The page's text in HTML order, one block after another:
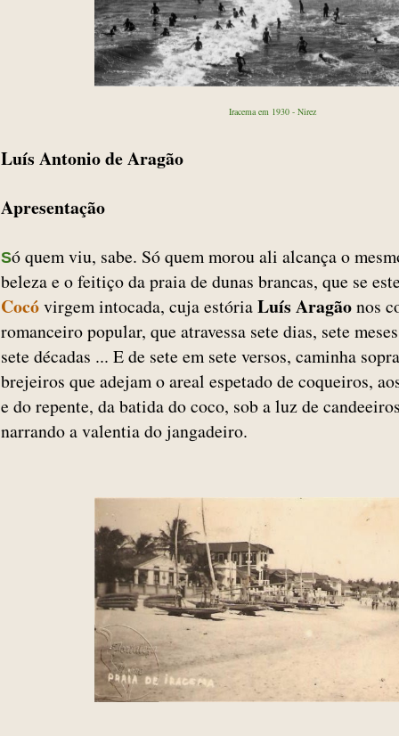
Iracema em 1930 - Nirez
Luís Antonio de Aragão
Apresentação
Só quem viu, sabe. Só quem morou ali alcança o
beleza e o feitiço da praia de dunas brancas, que se
Cocóvirgem intocada, cuja estóriaLuís Aragãonos
romanceiro popular, que atravessa sete dias, sete
sete décadas ... E de sete em sete versos, caminha
brejeiros que adejam o areal espetado de coqueiros,
e do repente, da batida do coco, sob a luz de
narrando a valentia do jangadeiro.